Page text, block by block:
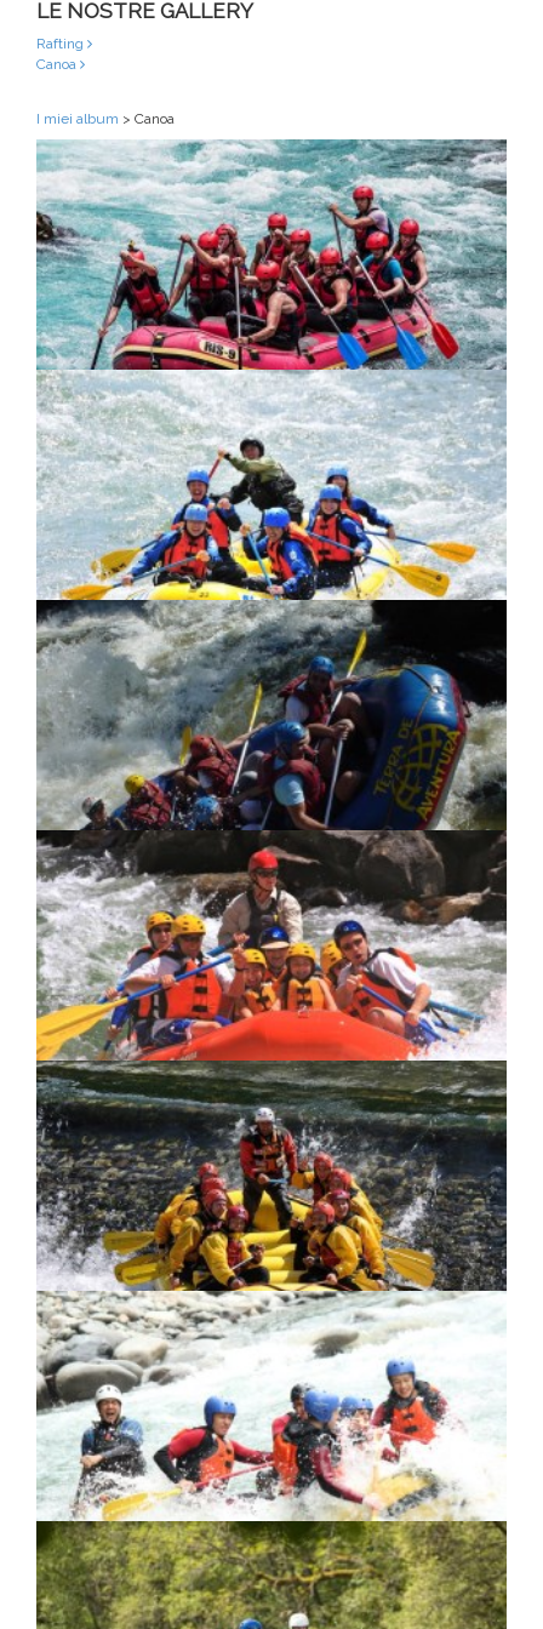
LE NOSTRE GALLERY
Rafting
Canoa
I miei album > Canoa